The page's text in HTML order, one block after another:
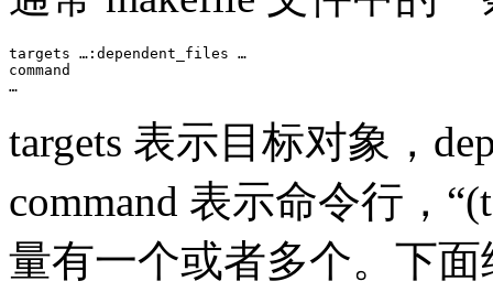
targets …:dependent_files …
command
…
targets 表示目标对象，
command 表示命令行，
量有一个或者多个。下